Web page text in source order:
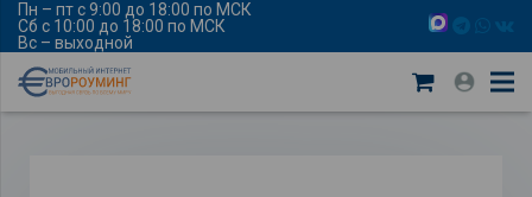
Пн – пт с 9:00 до 18:00 по МСК
Сб с 10:00 до 18:00 по МСК
Вс – выходной